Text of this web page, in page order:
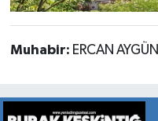
Muhabir: ERCAN AYGÜN